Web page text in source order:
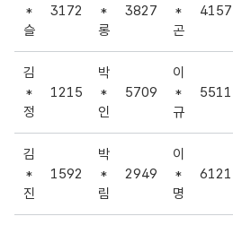
*
슬
3172
*
롱
3827
*
곤
4157
김
*
정
1215
박
*
인
5709
이
*
규
5511
김
*
진
1592
박
*
림
2949
이
*
명
6121